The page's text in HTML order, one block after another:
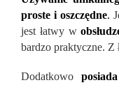
proste i oszczędne.
jest łatwy w
bardzo praktyczne. Z
Dodatkowo